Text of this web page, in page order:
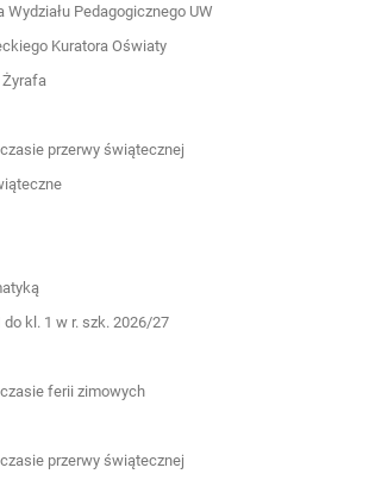
Pedagogicznego UW
Kuratora Oświaty
przerwy świątecznej
do kl. 1 w r. szk. 2026/27
ferii zimowych
przerwy świątecznej